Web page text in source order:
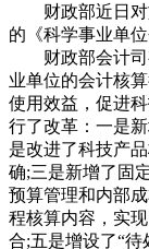
财政部近日对
的《科学事业单
财政部会计司
业单位的会计核
使用效益，促进
行了改革：一是
是改进了科技产
确;三是新增了固
预算管理和内部
程核算内容，实
合;五是增设了“